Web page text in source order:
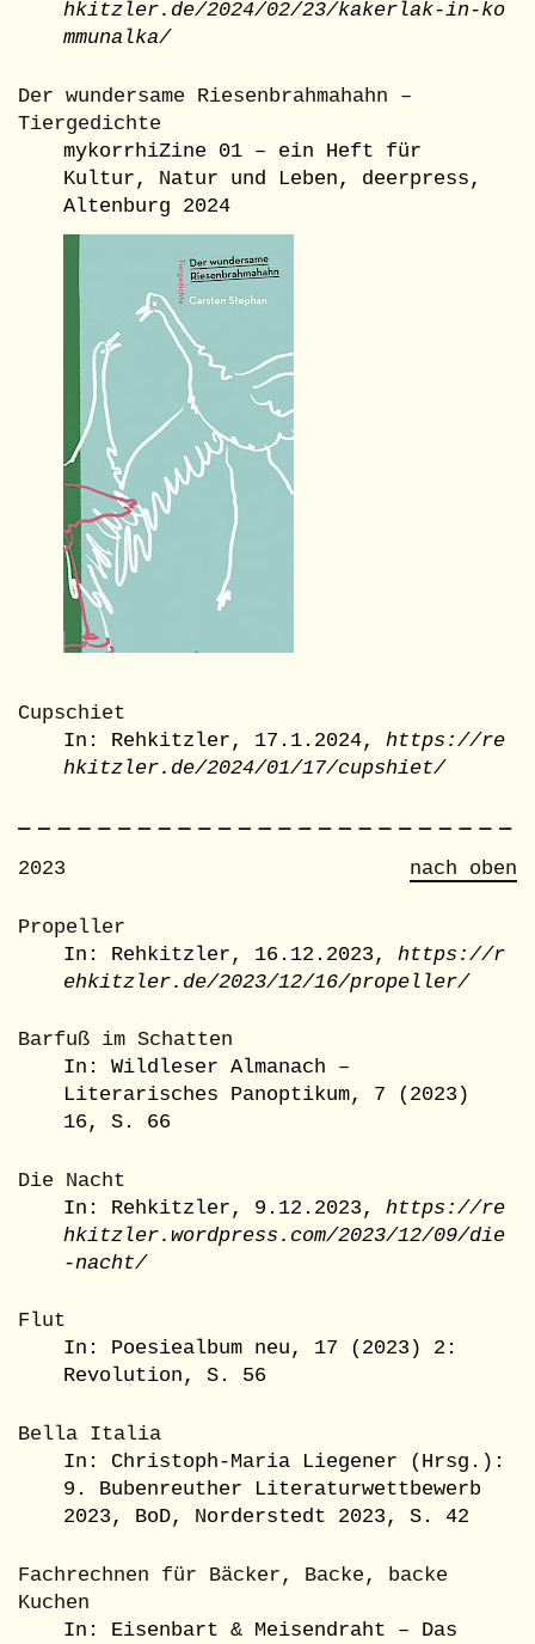
hkitzler.de/2024/02/23/kakerlak-in-ko
mmunalka/
Der wundersame Riesenbrahmahahn –
Tiergedichte
mykorrhiZine 01 – ein Heft für
Kultur, Natur und Leben, deerpress,
Altenburg 2024
Cupschiet
In: Rehkitzler, 17.1.2024,https://re
hkitzler.de/2024/01/17/cupshiet/
2023 nach oben
Propeller
In: Rehkitzler, 16.12.2023,https://r
ehkitzler.de/2023/12/16/propeller/
Barfuß im Schatten
In: Wildleser Almanach –
Literarisches Panoptikum, 7 (2023)
16, S. 66
Die Nacht
In: Rehkitzler, 9.12.2023,https://re
hkitzler.wordpress.com/2023/12/09/die
-nacht/
Flut
In: Poesiealbum neu, 17 (2023) 2:
Revolution, S. 56
Bella Italia
In: Christoph-Maria Liegener (Hrsg.):
9. Bubenreuther Literaturwettbewerb
2023, BoD, Norderstedt 2023, S. 42
Fachrechnen für Bäcker, Backe, backe
Kuchen
In: Eisenbart & Meisendraht – Das